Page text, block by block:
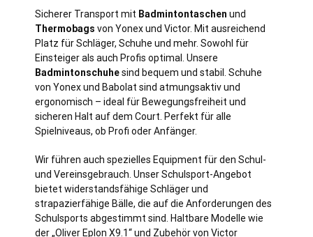
Sicherer Transport mit Badmintontaschen und
Thermobags von Yonex und Victor. Mit ausreichend
Platz für Schläger, Schuhe und mehr. Sowohl für
Einsteiger als auch Profis optimal. Unsere
Badmintonschuhesind bequem und stabil. Schuhe
von Yonex und Babolat sind atmungsaktiv und
ergonomisch – ideal für Bewegungsfreiheit und
sicheren Halt auf dem Court. Perfekt für alle
Spielniveaus, ob Profi oder Anfänger.
Wir führen auch spezielles Equipment für den Schul-
und Vereinsgebrauch. Unser Schulsport-Angebot
bietet widerstandsfähige Schläger und
strapazierfähige Bälle, die auf die Anforderungen des
Schulsports abgestimmt sind. Haltbare Modelle wie
der „Oliver Eplon X9.1“ und Zubehör von Victor